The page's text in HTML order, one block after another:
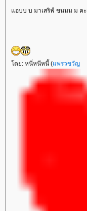
อบบ บ มาเสริฟ์ ขนมม ม คะ
ดย: หนี่หนีหนี้ (พรวขวัญ